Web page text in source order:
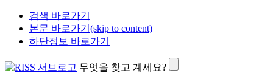
검색 바로가기
본문 바로가기(skip to content)
하단정보 바로가기
무엇을 찾고 계세요?